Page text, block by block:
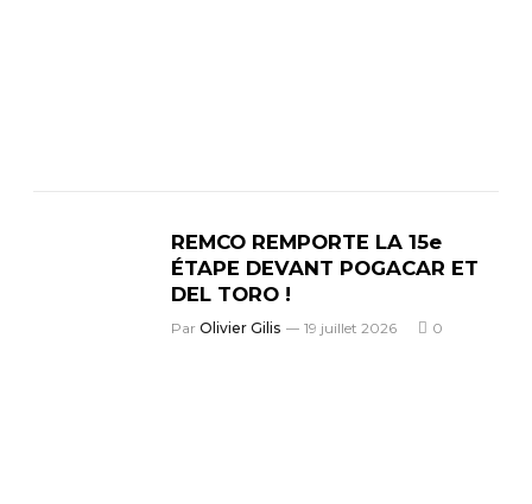
REMCO REMPORTE LA 15e
ÉTAPE DEVANT POGACAR ET
DEL TORO !
Par Olivier Gilis 19 juillet 2026 0